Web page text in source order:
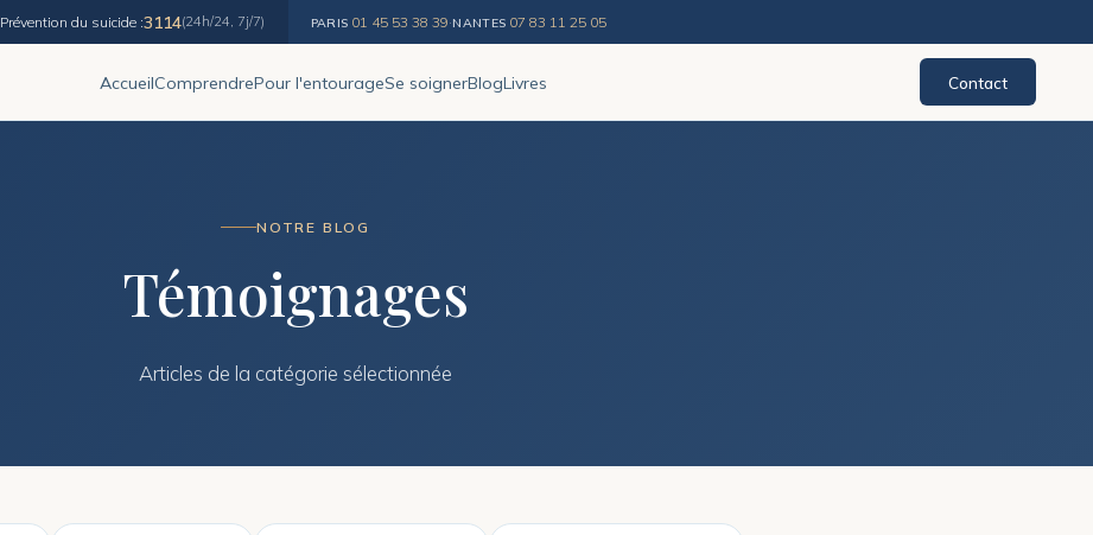
Prévention du suicide :3114(24h/24, 7j/7) PARIS 01 45 53 38 39·NANTES 07 83 11 25 05
AccueilComprendrePour l'entourageSe soignerBlogLivres Contact
NOTRE BLOG
Témoignages
Articles de la catégorie sélectionnée